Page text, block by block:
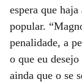
espera que
popular.
penalidade, a
o que eu
ainda que o se